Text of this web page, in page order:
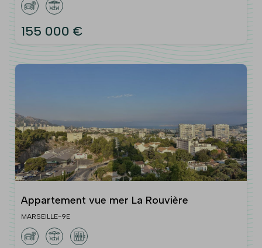
155 000 €
Appartement vue mer La Rouvière
MARSEILLE-9E